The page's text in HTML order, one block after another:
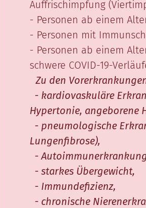
Auffrischimpfung
- Personen ab einem
- Personen mit
- Personen ab einem
schwere COVID-19-
Zu den
- kardiovaskuläre
Hypertonie, angeborene
- pneumologische
Lungenfibrose),
-
- starkes Übergewicht,
- Immundefizienz,
- chronische